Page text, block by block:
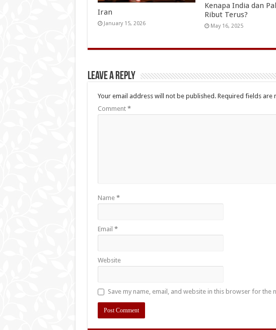
Iran
January 15, 2026
Kenapa India dan
Ribut Terus?
May 16, 2025
Leave a Reply
Your email address will not be published. Required fields are
Comment *
Name *
Email *
Website
Save my name, email, and website in this browser for the